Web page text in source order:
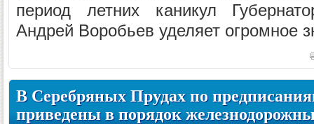
период летних каникул
Андрей Воробьев уделяет огромное
В Серебряных Прудах по
приведены в порядок